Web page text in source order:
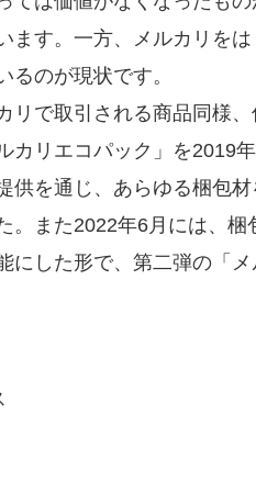
ます。一方、メルカリを
るのが現状です。
リで取引される商品同様
カリエコパック」を2019
供を通じ、あらゆる梱包
。また2022年6月には、
にした形で、第二弾の「